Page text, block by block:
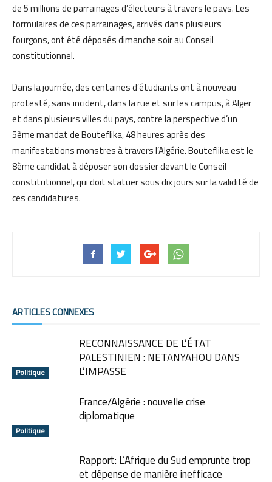
de 5 millions de parrainages d’électeurs à travers le pays. Les
formulaires de ces parrainages, arrivés dans plusieurs
fourgons, ont été déposés dimanche soir au Conseil
constitutionnel.
Dans la journée, des centaines d’étudiants ont à nouveau
protesté, sans incident, dans la rue et sur les campus, à Alger
et dans plusieurs villes du pays, contre la perspective d’un
5ème mandat de Bouteflika, 48 heures après des
manifestations monstres à travers l’Algérie. Bouteflika est le
8ème candidat à déposer son dossier devant le Conseil
constitutionnel, qui doit statuer sous dix jours sur la validité de
ces candidatures.
ARTICLES CONNEXES
Politique
RECONNAISSANCE DE L’ÉTAT
PALESTINIEN : NETANYAHOU DANS
L’IMPASSE
Politique
France/Algérie : nouvelle crise
diplomatique
Rapport: L’Afrique du Sud emprunte trop
et dépense de manière inefficace